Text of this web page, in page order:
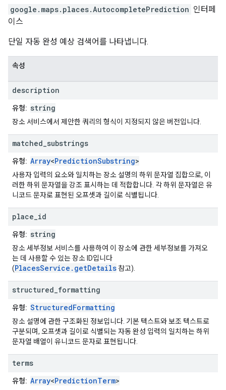
google.maps.places.AutocompletePrediction 인터페
이스
단일 자동 완성 예상 검색어를 나타냅니다.
속성
description
유형: string
장소 서비스에서 제안한 쿼리의 형식이 지정되지 않은 버전입니다.
matched substrings
유형: Array<PredictionSubstring>
사용자 입력의 요소와 일치하는 장소 설명의 하위 문자열 집합으로, 이
러한 하위 문자열을 강조 표시하는 데 적합합니다. 각 하위 문자열은 유
니코드 문자로 표현된 오프셋과 길이로 식별됩니다.
place id
유형: string
장소 세부정보 서비스를 사용하여 이 장소에 관한 세부정보를 가져오
는 데 사용할 수 있는 장소 ID입니다
(PlacesService.getDetails 참고).
structured formatting
유형: StructuredFormatting
장소 설명에 관한 구조화된 정보입니다. 기본 텍스트와 보조 텍스트로
구분되며, 오프셋과 길이로 식별되는 자동 완성 입력의 일치하는 하위
문자열 배열이 유니코드 문자로 표현됩니다.
terms
유형: Array<PredictionTerm>